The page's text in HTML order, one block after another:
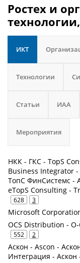
Ростех и
ИКТ
Технологии
Статьи ИАА
Мероприятия
НКК - ГКС - TopS
Business Integrator -
ТопС ФинСистемс -
eTopS Consulting -
628 3
Microsoft
OCS Distribution -
552 2
Аскон - Ascon -
Интеграция -